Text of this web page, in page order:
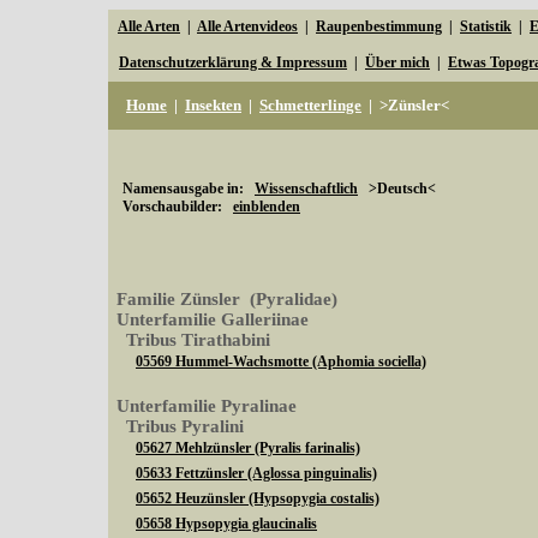
Alle Arten Alle Artenvideos Raupenbestimmung Statistik
Datenschutzerklärung & Impressum Über mich Etwas
Home | Insekten | Schmetterlinge | >Zünsler<
Namensausgabe in: Wissenschaftlich >Deutsch<
Vorschaubilder: einblenden
Familie Zünsler (Pyralidae)
Unterfamilie Galleriinae
Tribus Tirathabini
05569 Hummel-Wachsmotte (Aphomia sociella)
Unterfamilie Pyralinae
Tribus Pyralini
05627 Mehlzünsler (Pyralis farinalis)
05633 Fettzünsler (Aglossa pinguinalis)
05652 Heuzünsler (Hypsopygia costalis)
05658 Hypsopygia glaucinalis